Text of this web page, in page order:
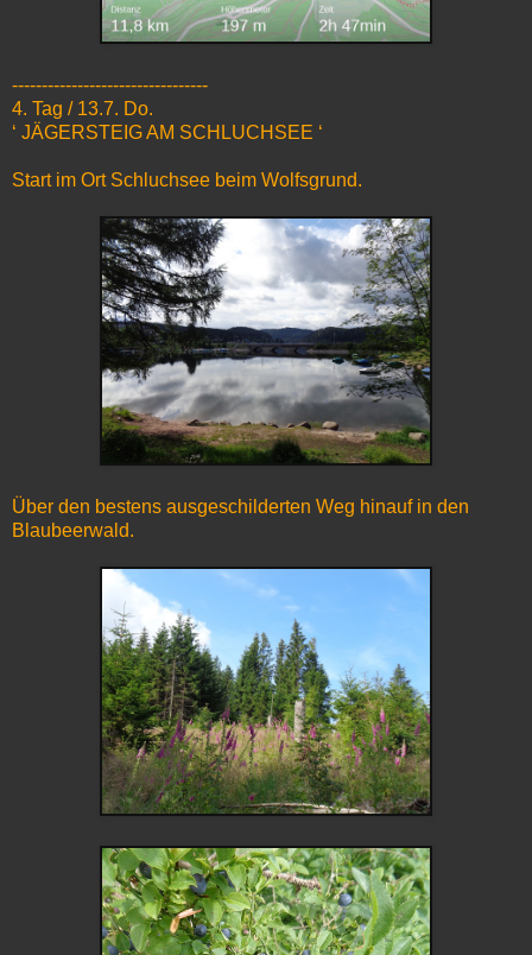
---------------------------------
4. Tag / 13.7. Do.
‘ JÄGERSTEIG AM SCHLUCHSEE ‘
Start im Ort Schluchsee beim Wolfsgrund.
Über den bestens ausgeschilderten Weg hinauf in den
Blaubeerwald.